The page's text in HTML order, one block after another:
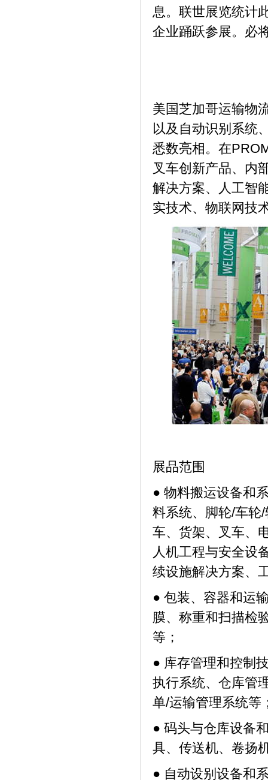
息。联世展览统计
企业踊跃参展。必
美国芝加哥运输物
以及自动识别系统
悉数亮相。在
叉车创新产品、内
解决方案、人工智
实技术、物联网技
展品范围
● 物料搬运设备和
料系统、脚轮/车轮
车、货架、叉车、
人机工程与安全设
续设施解决方案、
● 包装、容器和运
膜、称重和扫描检
等；
● 库存管理和控制
执行系统、仓库管
单/运输管理系统等
● 码头与仓库设备
具、传送机、卷扬
● 自动设别设备和